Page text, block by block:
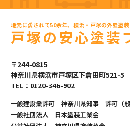
地元に愛されて50余年、横浜・戸塚の外壁塗
戸塚の安心塗装
〒244-0815
神奈川県横浜市戸塚区下倉田町521-5
TEL：0120-346-902
一般建設業許可 神奈川県知事 許可（
一般社団法人 日本塗装工業会